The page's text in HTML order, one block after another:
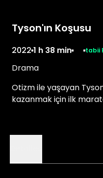
Tyson'ın Koşusu
2022 1 h 38 min tabii
Drama
Otizm ile yaşayan
kazanmak için ilk